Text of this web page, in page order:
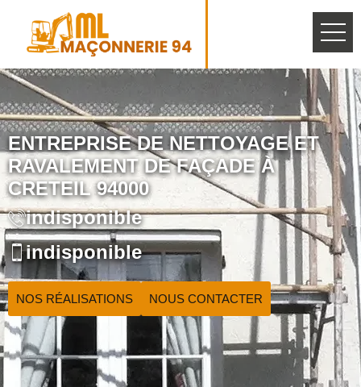
ENTREPRISE DE NETTOYAGE ET
RAVALEMENT DE FAÇADE À
CRETEIL 94000
indisponible
indisponible
NOS RÉALISATIONS NOUS CONTACTER